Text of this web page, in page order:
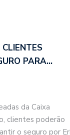
PARA…
da Caixa
clientes poderão
o seguro por